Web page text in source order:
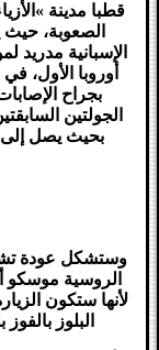
قطبا مدينة
الصعوبة، حيث
الإسبانية مدريد
أوروبا الأول،
بجراح
بحيث يصل إلى
وستشكل عودة
الروسية موسكو
لأنها ستكون
البلوز